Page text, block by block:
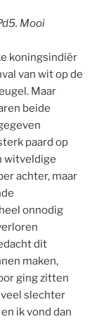
Mooi
koningsindiër
van wit op de
Maar
beide
paard op
witveldige
achter, maar
onnodig
dit
maken,
ging zitten
slechter
ik vond dan